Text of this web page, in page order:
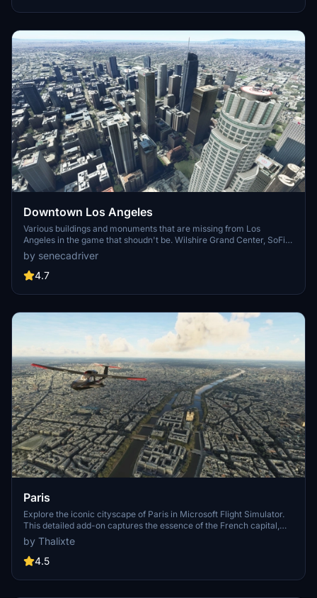
enjoy this mod.
Downtown Los Angeles
Various buildings and monuments that are missing from Los
Angeles in the game that shoudn't be. Wilshire Grand Center, SoFi
Stadium, 801 S Grand, 825 S Hill, 888 S Hope, 1000 Grand, Apex the
One, Atelier, Aven Apartments, Metropolis Towers, Level Los
Angeles
by senecadriver
4.7
Paris
Explore the iconic cityscape of Paris in Microsoft Flight Simulator.
This detailed add-on captures the essence of the French capital,
featuring famous landmarks and architectural marvels. With
accurate GPS coordinates, immerse yourself in the beauty of Paris,
known for its historical significance and vibrant culture. Download
perspective.
by Thalixte
4.5